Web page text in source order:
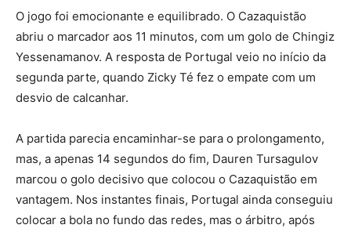
O jogo foi emocionante e equilibrado. O Cazaquistão
abriu o marcador aos 11 minutos, com um golo de Chingiz
Yessenamanov. A resposta de Portugal veio no início da
segunda parte, quando Zicky Té fez o empate com um
desvio de calcanhar.
A partida parecia encaminhar-se para o prolongamento,
mas, a apenas 14 segundos do fim, Dauren Tursagulov
marcou o golo decisivo que colocou o Cazaquistão em
vantagem. Nos instantes finais, Portugal ainda conseguiu
colocar a bola no fundo das redes, mas o árbitro, após